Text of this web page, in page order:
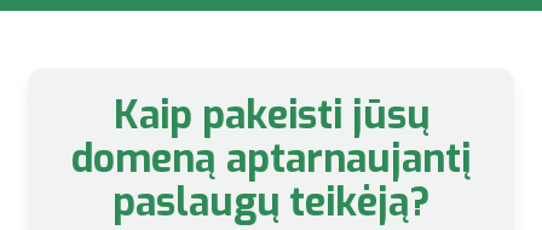
Kaip pakeisti jūsų
domeną aptarnaujantį
paslaugų teikėją?